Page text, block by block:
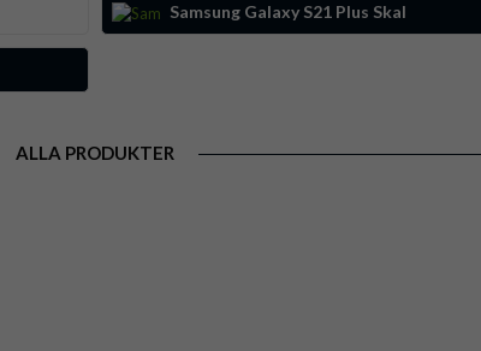
Samsung Galaxy S21 Plus Skal
ALLA PRODUKTER